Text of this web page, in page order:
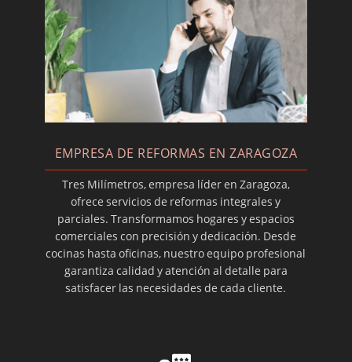
EMPRESA DE REFORMAS EN ZARAGOZA
Tres Milímetros, empresa líder en Zaragoza,
ofrece servicios de reformas integrales y
parciales. Transformamos hogares y espacios
comerciales con precisión y dedicación. Desde
cocinas hasta oficinas, nuestro equipo profesional
garantiza calidad y atención al detalle para
satisfacer las necesidades de cada cliente.